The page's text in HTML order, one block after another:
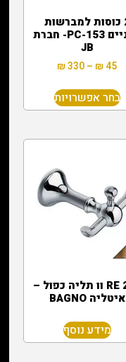
2 כוסות למברשות
שיניים 153-PC- חברת
JB
₪ 45
–
₪330
בחר אפשרויות
245 RE וו תליה כפול –
איטליה BAGNO
מידע נוסף